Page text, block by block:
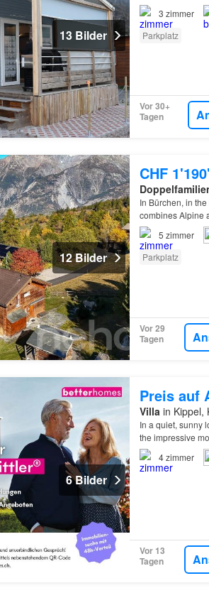
13 Bilder
3 zimmer
Parkplatz
Vor 30+
Tagen
12 Bilder
CHF
In Bürchen, in
combines Alpine
5 zimmer
Parkplatz
Vor 29
Tagen
6 Bilder
Preis auf
Villain Kippel,
In a quiet, sunny
the impressive
4zimmer
Vor 13
Tagen